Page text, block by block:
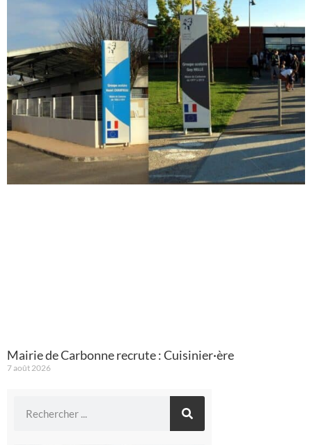
Mairie de Carbonne recrute : Cuisinier·ère
7 août 2026